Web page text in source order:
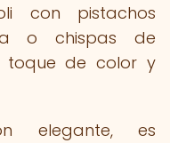
con pistachos
o chispas de
toque de color y
elegante, es